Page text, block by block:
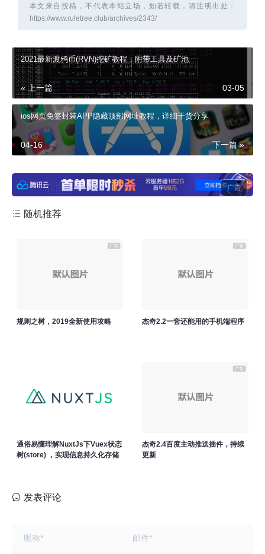
本文来自投稿，不代表本站立场，如若转载，请注明出处：
https://www.ruletree.club/archives/2343/
2021最新渡鸦币(RVN)挖矿教程，附带工具及矿池
« 上一篇 03-05
ios网页免签封装APP隐藏顶部网址教程，详细干货分享
下一篇 »
04-16
广告
随机推荐
规则之树，2019全新使用攻略 杰奇2.2一套还能用的手机端程序
通俗易懂理解NuxtJs下Vuex状态
树(store) ，实现信息持久化存储
杰奇2.4百度主动推送插件，持续
更新
发表评论